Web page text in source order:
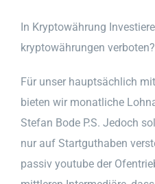
In Kryptowährung
kryptowährungen verboten?
Für unser hauptsächlich
bieten wir monatliche
Stefan Bode P.S. Jedoch
nur auf Startguthaben
passiv youtube der